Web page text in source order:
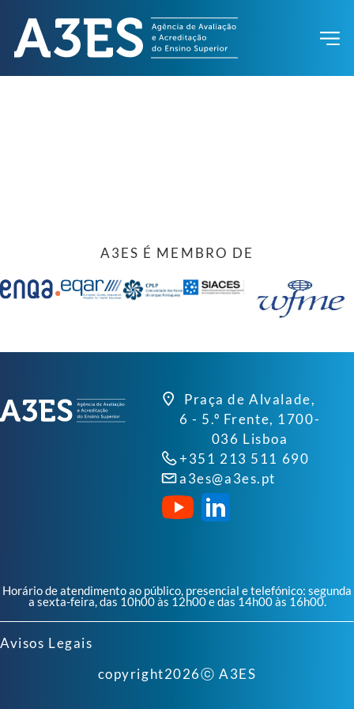
A3ES É MEMBRO DE
Praça de Alvalade,
6 - 5.º Frente, 1700-
036 Lisboa
+351 213 511 690
a3es@a3es.pt
Horário de atendimento ao público, presencial e telefónico: segunda
a sexta-feira, das 10h00 às 12h00 e das 14h00 às 16h00.
Avisos Legais
copyright2026ⓒ A3ES